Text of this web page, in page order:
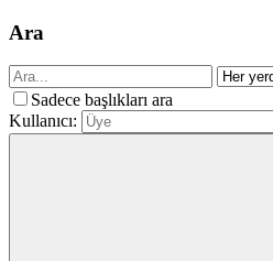
Ara
Sadece başlıkları ara
Kullanıcı: